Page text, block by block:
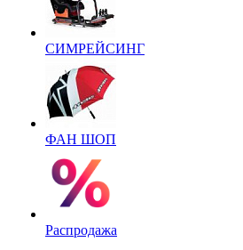
СИМРЕЙСИНГ
ФАН ШОП
Распродажа